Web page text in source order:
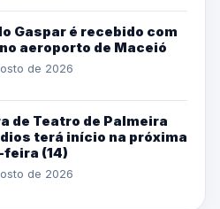
Gaspar é recebido com
aeroporto de Maceió
de 2026
de Teatro de Palmeira
terá início na próxima
(14)
de 2026